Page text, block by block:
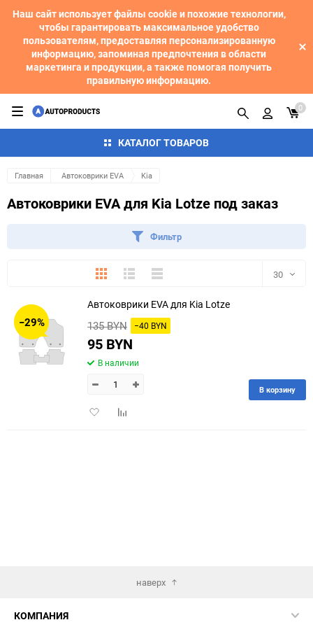
Наш сайт использует файлы cookie и похожие технологии,
чтобы гарантировать максимальное удобство
пользователям, предоставляя персонализированную
информацию, запоминая предпочтения в области
маркетинга и продукции, а также помогая получить
правильную информацию.
КАТАЛОГ ТОВАРОВ
0
Главная Автоковрики EVA Kia
Автоковрики EVA для Kia Lotze под заказ
Фильтр
ПлиткаПодробноКомпактно 30
150
−29%
Автоковрики EVA для Kia Lotze
135 BYN −40 BYN
95 BYN
В наличии
ДобавитьДобавить
В корзину
наверх
КОМПАНИЯ